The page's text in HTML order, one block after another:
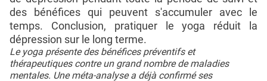
des bénéfices qui peuvent s'accumuler avec le
temps. Conclusion, pratiquer le yoga réduit la
dépression sur le long terme.
Le yoga présente des bénéfices préventifs et
thérapeutiques contre un grand nombre de maladies
mentales. Une méta-analyse a déjà confirmé ses